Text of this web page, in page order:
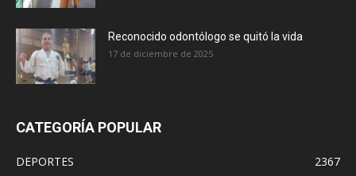
Reconocido odontólogo se quitó la vida
17 de diciembre de 2025
CATEGORÍA POPULAR
DEPORTES
2367